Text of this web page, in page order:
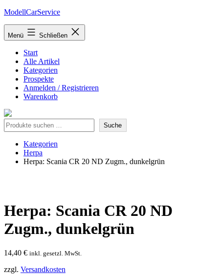
Zum
springen
ModellCarService
Menü Schließen
Start
Alle Artikel
Kategorien
Prospekte
Anmelden / Registrieren
Warenkorb
Suche Suche
Kategorien
Herpa
Herpa: Scania CR 20 ND Zugm., dunkelgrün
Herpa: Scania CR 20 ND
Zugm., dunkelgrün
14,40 € inkl. gesetzl. MwSt.
zzgl. Versandkosten